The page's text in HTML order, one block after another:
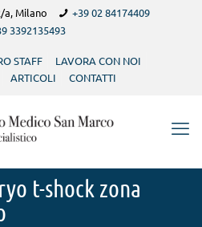
a, Milano
+39 02 84174409
3392135493
STAFF
LAVORA CON NOI
ARTICOLI CONTATTI
t-shock zona